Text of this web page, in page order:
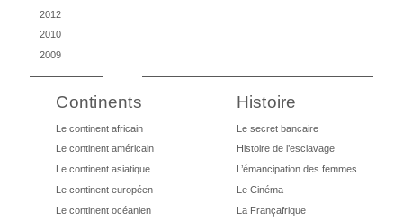
2012
2010
2009
Continents
Le continent africain
Le continent américain
Le continent asiatique
Le continent européen
Le continent océanien
Histoire
Le secret bancaire
Histoire de l’esclavage
L’émancipation des femmes
Le Cinéma
La Françafrique